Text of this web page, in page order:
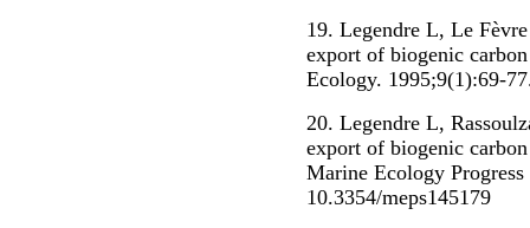
19. Legendre L, Le
export of biogenic
Ecology. 1995;9(1):69-
20. Legendre L,
export of biogenic
Marine Ecology
10.3354/meps145179